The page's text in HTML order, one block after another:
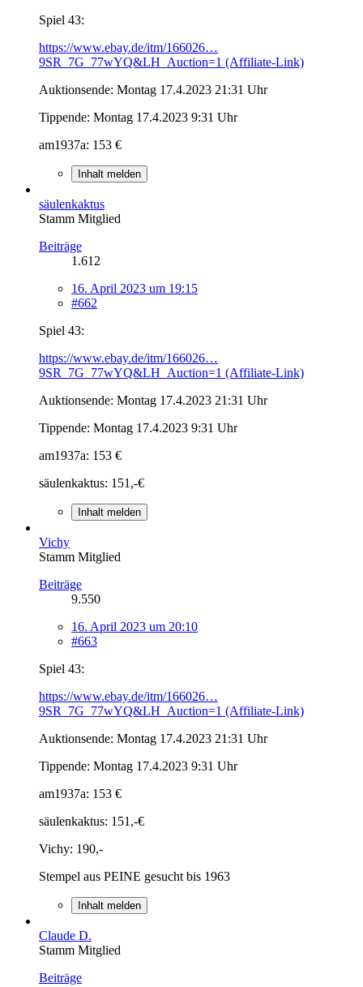
Spiel 43:
https://www.ebay.de/itm/166026…
9SR_7G_77wYQ&LH_Auction=1 (Affiliate-Link)
Auktionsende: Montag 17.4.2023 21:31 Uhr
Tippende: Montag 17.4.2023 9:31 Uhr
am1937a: 153 €
Inhalt melden
säulenkaktus
Stamm Mitglied
Beiträge
1.612
16. April 2023 um 19:15
#662
Spiel 43:
https://www.ebay.de/itm/166026…
9SR_7G_77wYQ&LH_Auction=1 (Affiliate-Link)
Auktionsende: Montag 17.4.2023 21:31 Uhr
Tippende: Montag 17.4.2023 9:31 Uhr
am1937a: 153 €
säulenkaktus: 151,-€
Inhalt melden
Vichy
Stamm Mitglied
Beiträge
9.550
16. April 2023 um 20:10
#663
Spiel 43:
https://www.ebay.de/itm/166026…
9SR_7G_77wYQ&LH_Auction=1 (Affiliate-Link)
Auktionsende: Montag 17.4.2023 21:31 Uhr
Tippende: Montag 17.4.2023 9:31 Uhr
am1937a: 153 €
säulenkaktus: 151,-€
Vichy: 190,-
Stempel aus PEINE gesucht bis 1963
Inhalt melden
Claude D.
Stamm Mitglied
Beiträge